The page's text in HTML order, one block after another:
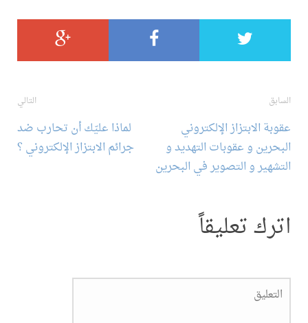
تصفح
المقالة
السابق
عقوبة الابتزاز الإلكتروني
البحرين و عقوبات التهديد و
التشهير و التصوير في البحرين
التالي
لماذا عليّك أن تحارب ضد
جرائم الابتزاز الإلكتروني ؟
اترك تعليقاً